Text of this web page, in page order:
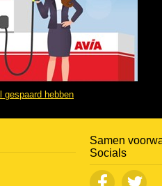
gespaard hebben
Samen
Socials